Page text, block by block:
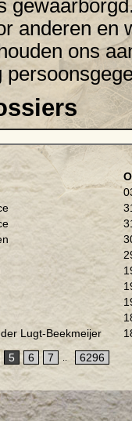
anderen en
ons
Lugt-Beekmeijer
5 6 7 6296